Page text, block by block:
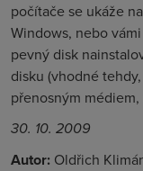
počítače se ukáže
Windows, nebo
pevný disk
disku (vhodné
přenosným
30. 10. 2009
Autor: Oldřich